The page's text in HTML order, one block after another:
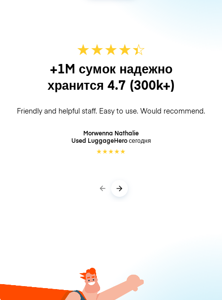
★★★★☆
★
+1M сумок надежно
хранится 4.7 (300k+)
Friendly and helpful staff. Easy to use. Would recommend.
Morwenna Nathalie
Used LuggageHeroсегодня
★★★★★